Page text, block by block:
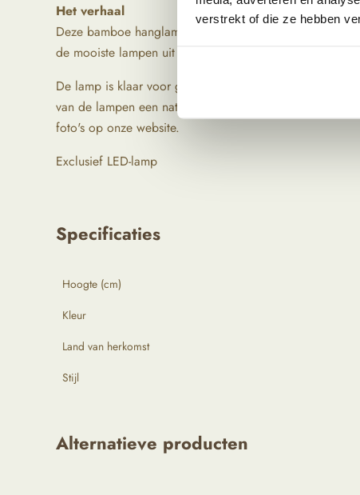
verstrekt of die ze hebben
Het verhaal
Deze bamboe hanglamp is met de hand gemaakt op
de mooiste lampen uit te zoeken voor jouw interieur!
De lamp is klaar voor gebruik en is voorzien van een
van de lampen een natuurproduct is en ze met de hand
foto's op onze website.
Exclusief LED-lamp
Specificaties
Hoogte (cm)
Kleur
Land van herkomst
Stijl
Alternatieve producten